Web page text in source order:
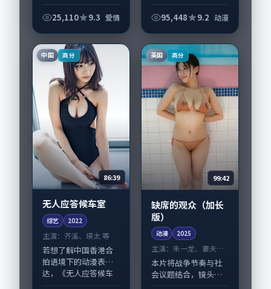
改写人生轨迹的故
头。导演李沧东擅长
留白叙事，孙俪、陶
虹的...
25,110 9.3 爱情 95,448 9.2 动漫
中国 高分
86:39
无人应答候车室
综艺 2022
主演： 齐溪、瑛太 等
若想了解中国香港合
拍语境下的动漫表
达，《无人应答候车
英国 高分
99:42
缺席的观众（加长
版）
动漫 2025
主演：朱一龙、妻夫木
聪 等
本片将战争节奏与社
会议题结合，镜头语